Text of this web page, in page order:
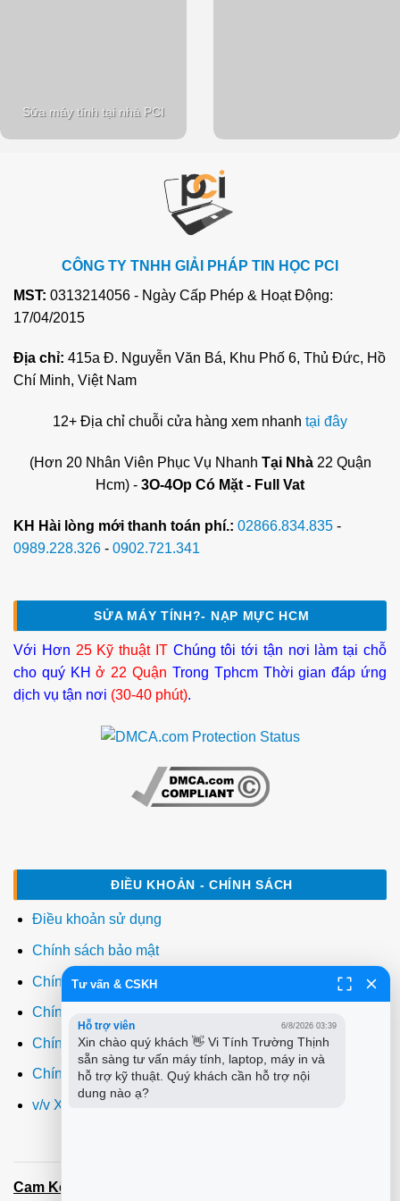
Sửa máy tính tại nhà PCI
CÔNG TY TNHH GIẢI PHÁP TIN HỌC PCI
MST: 0313214056 - Ngày Cấp Phép & Hoạt Động:
17/04/2015
Địa chỉ: 415a Đ. Nguyễn Văn Bá, Khu Phố 6, Thủ Đức, Hồ
Chí Minh, Việt Nam
12+ Địa chỉ chuỗi cửa hàng xem nhanh tại đây
(Hơn 20 Nhân Viên Phục Vụ Nhanh Tại Nhà22 Quận
Hcm) - 3O-4Op Có Mặt - Full Vat
KH Hài lòng mới thanh toán phí.: 02866.834.835 -
0989.228.326 - 0902.721.341
SỬA MÁY TÍNH?- NẠP MỰC HCM
Với Hơn 25 Kỹ thuật ITChúng tôi tới tận nơi làm tại chỗ
cho quý KHở 22 Quận Trong Tphcm Thời gian đáp ứng
dịch vụ tận nơi (30-40 phút).
ĐIỀU KHOẢN - CHÍNH SÁCH
Điều khoản sử dụng
Chính sách bảo mật
Chính sách thanh toán
Chính sách giao hàng
Chính sách đổi trả
Chính sách bảo hành
v/v Xuất hóa đơn đỏ VAT
Cam Kết:
Tư vấn & CSKH
Hỗ trợ viên 6/8/2026 03:39
Xin chào quý khách 👋 Vi Tính Trường Thịnh
sẵn sàng tư vấn máy tính, laptop, máy in và
hỗ trợ kỹ thuật. Quý khách cần hỗ trợ nội
dung nào ạ?